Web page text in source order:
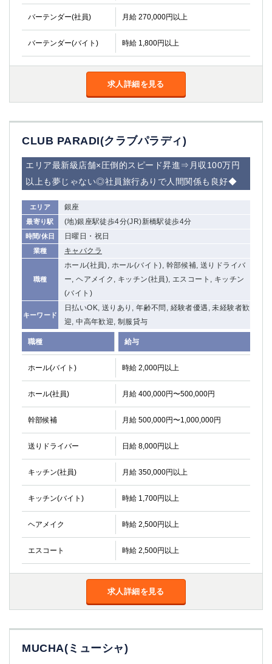
バーテンダー(社員) 月給 270,000円以上
バーテンダー(バイト) 時給 1,800円以上
求人詳細を見る
CLUB PARADI(クラブパラディ)
エリア最新級店舗×圧倒的スピード昇進⇒月収100万円
以上も夢じゃない◎社員旅行ありで人間関係も良好◆
エリア 銀座
最寄り駅 (地)銀座駅徒歩4分(JR)新橋駅徒歩4分
時間/休日 日曜日・祝日
業種 キャバクラ
職種
ホール(社員), ホール(バイト), 幹部候補, 送りドライバ
ー, ヘアメイク, キッチン(社員), エスコート, キッチン
(バイト)
キーワード
日払いOK, 送りあり, 年齢不問, 経験者優遇, 未経験者歓
迎, 中高年歓迎, 制服貸与
職種 給与
ホール(バイト) 時給 2,000円以上
ホール(社員) 月給 400,000円〜500,000円
幹部候補 月給 500,000円〜1,000,000円
送りドライバー 日給 8,000円以上
キッチン(社員) 月給 350,000円以上
キッチン(バイト) 時給 1,700円以上
ヘアメイク 時給 2,500円以上
エスコート 時給 2,500円以上
求人詳細を見る
MUCHA(ミューシャ)